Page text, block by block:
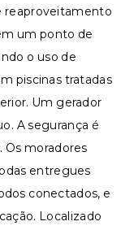
reaproveitamento
um ponto de
o uso de
piscinas tratadas
Um gerador
A segurança é
Os moradores
entregues
conectados, e
Localizado